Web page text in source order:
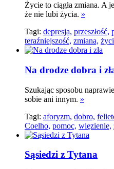
Życie to ciągła zmiana. A
że nie lubi życia. »
Tagi: depresja, przeszłość,
teraźniejszość, zmiana,
Na drodze dobra i
Szukając sposobu
sobie ani innym. »
Tagi: aforyzm, dobro,
Coelho, pomoc, więzienie,
Sąsiedzi z Tytana